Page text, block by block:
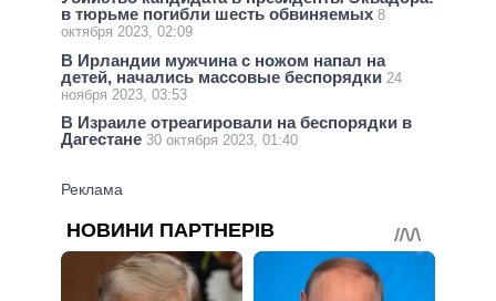
в тюрьме погибли шесть обвиняемых 8
октября 2023, 02:09
В Ирландии мужчина с ножом напал на
детей, начались массовые беспорядки 24
ноября 2023, 03:53
В Израиле отреагировали на беспорядки в
Дагестане 30 октября 2023, 01:40